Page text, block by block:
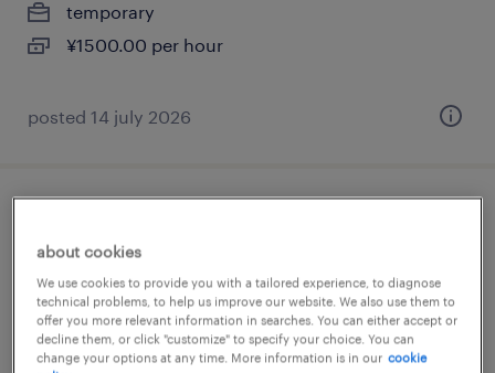
temporary
¥1500.00 per hour
posted 14 july 2026
ッキング・梱包、その他（倉庫・軽作業）
神奈川県横浜市緑区, 神奈川県
temporary
about cookies
We use cookies to provide you with a tailored experience, to diagnose
technical problems, to help us improve our website. We also use them to
offer you more relevant information in searches. You can either accept or
decline them, or click "customize" to specify your choice. You can
change your options at any time. More information is in our cookie